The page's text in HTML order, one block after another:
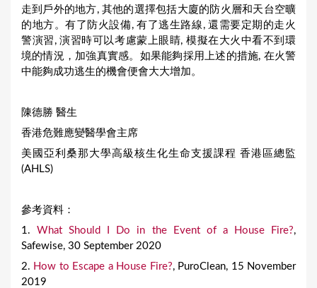
走到戶外的地方, 其他的選擇包括大廈的防火層和天台空曠
的地方。有了防火設備, 有了逃生路線, 還需要定期的走火
警演習, 演習時可以考慮蒙上眼睛, 模擬在大火中看不到環
境的情況，加強真實感。如果能夠採用上述的措施, 在火警
中能夠成功逃生的機會便會大大增加。
陳德勝 醫生
香港危難應變醫學會主席
美國亞利桑那大學高級核生化生命支援課程 香港區總監
(AHLS)
參考資料：
1.What Should I Do in the Event of a House Fire?,
Safewise, 30 September 2020
2. How to Escape a House Fire?, PuroClean, 15 November
2019